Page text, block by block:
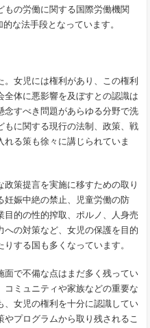
もの労働に関する国際労働機関
な法手段となっています。
女児には権利があり、この権利
体に悪影響を及ぼすとの認識は
念すべき問題があらゆる分野で洗
もに関する現行の法制、政策、戦
る策も徐々に講じられていま
策提言を実施に移すための取り
妊娠中絶の禁止、児童労働の防
的の性的搾取、ポルノ、人身売
への対策など、女児の保護を目的
する国も多くなっています。
面で不備な点はまだ多く残ってい
コミュニティや家族などの重要な
、女児の権利を十分に認識してい
プログラムから取り残されるこ